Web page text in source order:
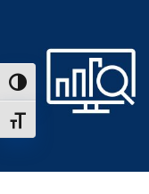
Toggle High Contrast
Toggle Font size